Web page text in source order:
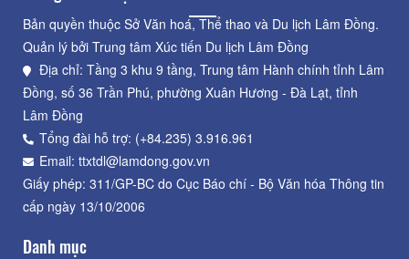
Bản quyền thuộc Sở Văn hoá, Thể thao và Du lịch Lâm Đồng.
Quản lý bởi Trung tâm Xúc tiến Du lịch Lâm Đồng
Địa chỉ: Tầng 3 khu 9 tầng, Trung tâm Hành chính tỉnh Lâm
Đồng, số 36 Trần Phú, phường Xuân Hương - Đà Lạt, tỉnh
Lâm Đồng
Tổng đài hỗ trợ: (+84.235) 3.916.961
Email: ttxtdl@lamdong.gov.vn
Giấy phép: 311/GP-BC do Cục Báo chí - Bộ Văn hóa Thông tin
cấp ngày 13/10/2006
Danh mục